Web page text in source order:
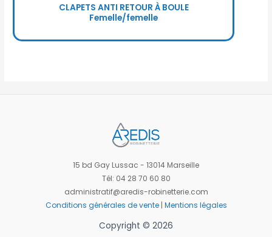
CLAPETS ANTI RETOUR À BOULE
Femelle/femelle
15 bd Gay Lussac - 13014 Marseille
Tél: 04 28 70 60 80
administratif@aredis-robinetterie.com
Conditions générales de vente| Mentions légales
Copyright © 2026